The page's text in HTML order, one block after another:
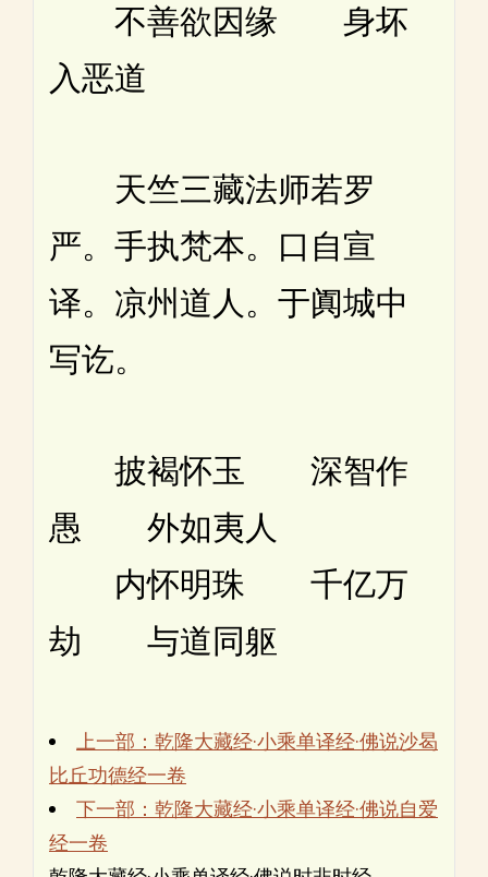
不善欲因缘 身坏
入恶道
天竺三藏法师若罗
严。手执梵本。口自宣
译。凉州道人。于阗城中
写讫。
披褐怀玉 深智作
愚 外如夷人
内怀明珠 千亿万
劫 与道同躯
上一部：乾隆大藏经·小乘单译经·佛说沙曷
比丘功德经一卷
下一部：乾隆大藏经·小乘单译经·佛说自爱
经一卷